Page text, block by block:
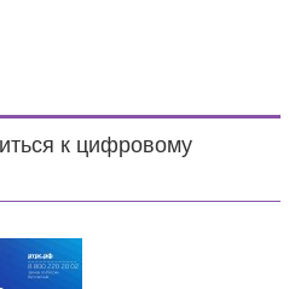
к цифровому